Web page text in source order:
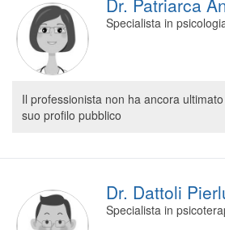
Dr. Patriarca
Specialista in
Il professionista non ha ancora
suo profilo pubblico
Dr. Dattoli
Specialista in